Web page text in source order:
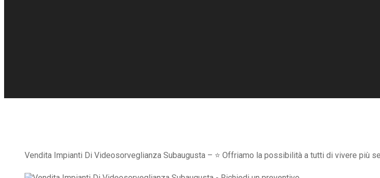
Vendita Impianti Di Videosorveglianza Subaugusta – ⭐ Offriamo la possibilità a tutti di vivere più